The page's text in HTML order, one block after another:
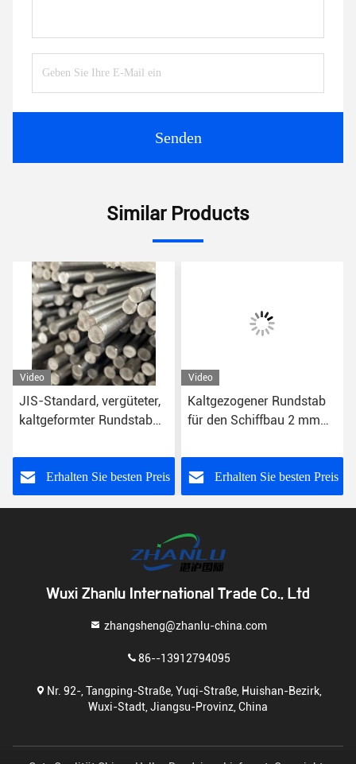
Senden
Similar Products
Video
JIS-Standard, vergüteter,
kaltgeformter Rundstab
Erhalten Sie besten Preis
Video
Kaltgezogener Rundstab
für den Schiffbau 2 mm
Erhalten Sie besten Preis
Wuxi Zhanlu International Trade Co., Ltd
zhangsheng@zhanlu-china.com
86--13912794095
Nr. 92-, Tangping-Straße, Yuqi-Straße, Huishan-Bezirk,
Wuxi-Stadt, Jiangsu-Provinz, China